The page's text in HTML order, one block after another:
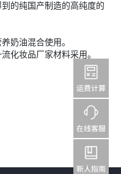
的纯国产制造的高纯度的
奶油混合使用。
化妆品厂家材料采用。